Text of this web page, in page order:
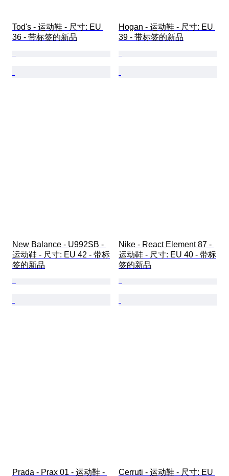
Tod's - 运动鞋 - 尺寸: EU
36 - 带标签的新品
Hogan - 运动鞋 - 尺寸: EU
39 - 带标签的新品
New Balance - U992SB -
运动鞋 - 尺寸: EU 42 - 带标
签的新品
Nike - React Element 87 -
运动鞋 - 尺寸: EU 40 - 带标
签的新品
Prada - Prax 01 - 运动鞋 - Cerruti - 运动鞋 - 尺寸: EU